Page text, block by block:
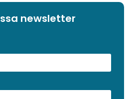
ssa newsletter